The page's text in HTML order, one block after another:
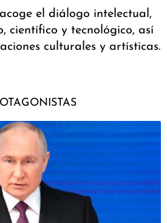
el diálogo intelectual,
científico y tecnológico, así
culturales y artísticas.